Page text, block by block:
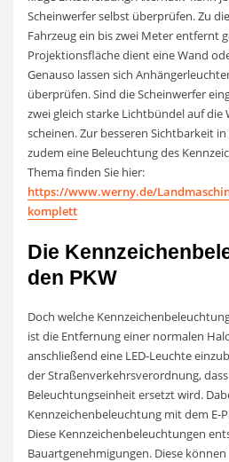
Scheinwerfer selbst überprüfen. Zu
Fahrzeug ein bis zwei Meter entfernt
Projektionsfläche dient eine Wand
Genauso lassen sich
überprüfen. Sind die Scheinwerfer
zwei gleich starke Lichtbündel auf die
scheinen. Zur besseren Sichtbarkeit
zudem eine Beleuchtung des
Thema finden Sie hier:
https://www.werny.de/
komplett
Die
den PKW
Doch welche
ist die Entfernung einer normalen
anschließend eine LED-Leuchte
der Straßenverkehrsverordnung,
Beleuchtungseinheit ersetzt wird.
Kennzeichenbeleuchtung mit dem E-
Diese Kennzeichenbeleuchtungen
Bauartgenehmigungen. Diese